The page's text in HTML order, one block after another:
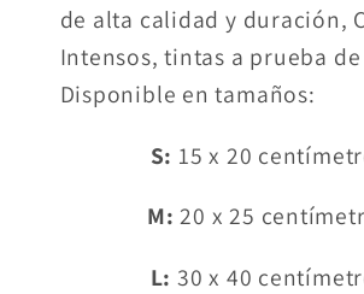
de alta calidad y duración,
Intensos, tintas a prueba
Disponible en tamaños:
S: 15 x 20
M: 20 x 25
L: 30 x 40